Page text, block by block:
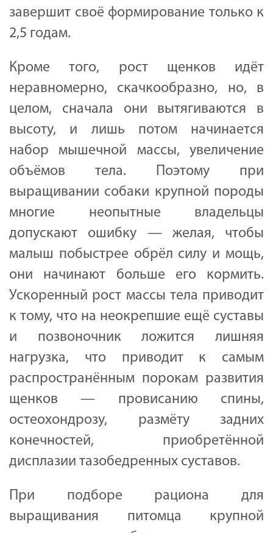
завершит своё формирование только к
2,5 годам.
Кроме того, рост щенков идёт
неравномерно, скачкообразно, но, в
целом, сначала они вытягиваются в
высоту, и лишь потом начинается
набор мышечной массы, увеличение
объёмов тела. Поэтому при
выращивании собаки крупной породы
многие неопытные владельцы
допускают ошибку — желая, чтобы
малыш побыстрее обрёл силу и мощь,
они начинают больше его кормить.
Ускоренный рост массы тела приводит
к тому, что на неокрепшие ещё суставы
и позвоночник ложится лишняя
нагрузка, что приводит к самым
распространённым порокам развития
щенков — провисанию спины,
остеохондрозу, размёту задних
конечностей, приобретённой
дисплазии тазобедренных суставов.
При подборе рациона для
выращивания питомца крупной